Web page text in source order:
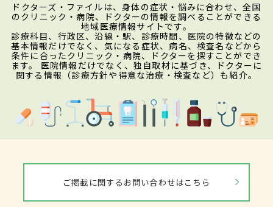
ドクターズ・ファイルは、身体の症状・悩みに合わせ、全国
のクリニック・病院、ドクターの情報を調べることができる
地域医療情報サイトです。
診療科目、行政区、沿線・駅、診療時間、医院の特徴などの
基本情報だけでなく、気になる症状、病名、検査名などから
条件に合ったクリニック・病院、ドクターを探すことができ
ます。 医院情報だけでなく、独自取材に基づき、ドクターに
関する情報（診療方針や得意な治療・検査など）も紹介。
ご掲載に関するお問い合わせはこちら